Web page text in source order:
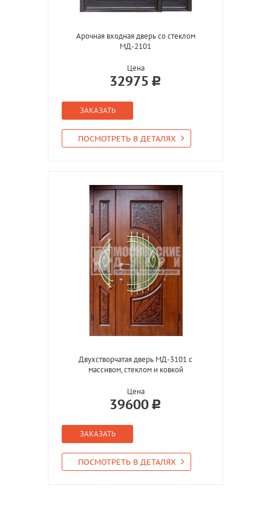
Арочная входная дверь со стеклом
МД-2101
Цена
32975
ЗАКАЗАТЬ
ПОСМОТРЕТЬ В ДЕТАЛЯХ
Двухстворчатая дверь МД-3101 с
массивом, стеклом и ковкой
Цена
39600
ЗАКАЗАТЬ
ПОСМОТРЕТЬ В ДЕТАЛЯХ